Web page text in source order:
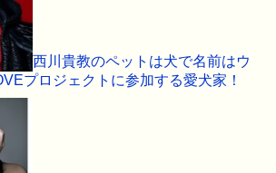
西川貴教のペットは犬で名前はウ
プロジェクトに参加する愛犬家！